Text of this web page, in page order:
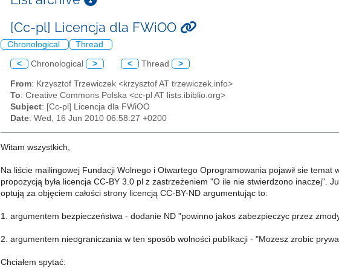
[Cc-pl] Licencja dla FWiOO
Chronological Thread
< Chronological > < Thread >
From: Krzysztof Trzewiczek <krzysztof AT trzewiczek.info>
To: Creative Commons Polska <cc-pl AT lists.ibiblio.org>
Subject: [Cc-pl] Licencja dla FWiOO
Date: Wed, 16 Jun 2010 06:58:27 +0200
Witam wszystkich,
Na liście mailingowej Fundacji Wolnego i Otwartego Oprogramowania pojawił sie
propozycją była licencja CC-BY 3.0 pl z zastrzeżeniem "O ile nie stwierdzono inaczej".
optują za objęciem całości strony licencją CC-BY-ND argumentując to:
1. argumentem bezpieczeństwa - dodanie ND "powinno jakos zabezpieczyc przez
2. argumentem nieograniczania w ten sposób wolności publikacji - "Mozesz zrobic
Chciałem spytać: